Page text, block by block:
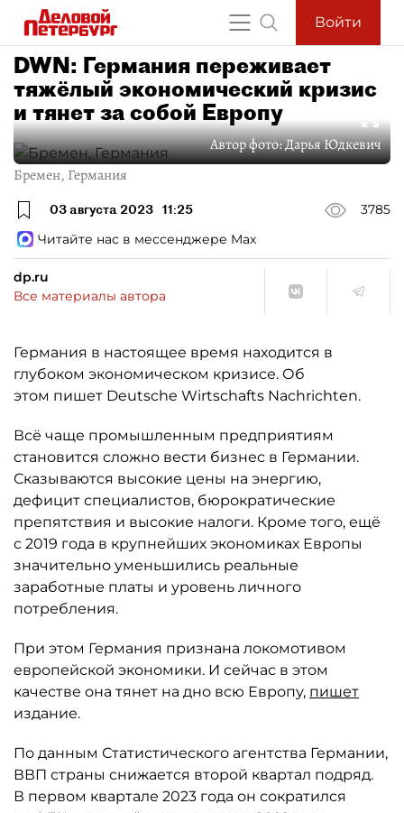
Войти
DWN: Германия переживает
тяжёлый экономический кризис
и тянет за собой Европу
Автор фото:Дарья Юдкевич
Бремен, Германия
03 августа 2023 11:25
3785
Читайте нас в мессенджере Max
dp.ru
Все материалы автора
Германия в настоящее время находится в
глубоком экономическом кризисе. Об
этом пишет Deutsche Wirtschafts Nachrichten.
Всё чаще промышленным предприятиям
становится сложно вести бизнес в Германии.
Сказываются высокие цены на энергию,
дефицит специалистов, бюрократические
препятствия и высокие налоги. Кроме того, ещё
с 2019 года в крупнейших экономиках Европы
значительно уменьшились реальные
заработные платы и уровень личного
потребления.
При этом Германия признана локомотивом
европейской экономики. И сейчас в этом
качестве она тянет на дно всю Европу, пишет
издание.
По данным Статистического агентства Германии,
ВВП страны снижается второй квартал подряд.
В первом квартале 2023 года он сократился